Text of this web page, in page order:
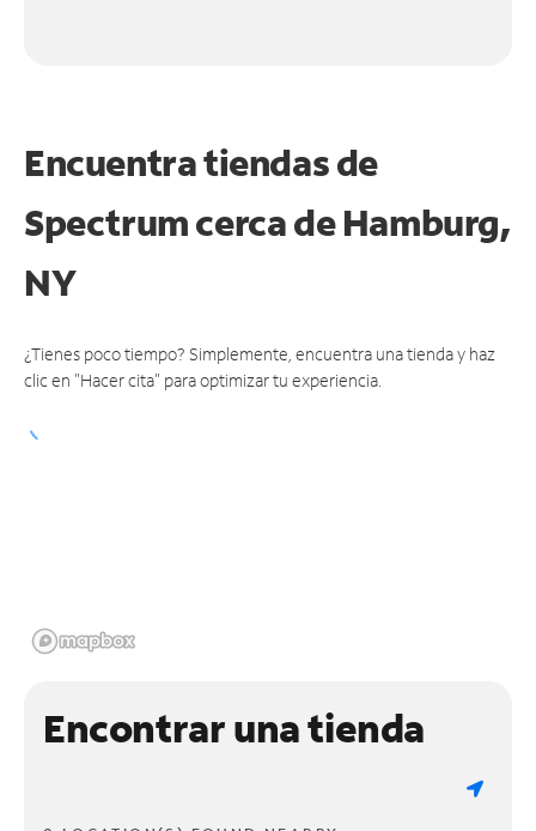
Encuentra tiendas de
Spectrum cerca deHamburg,
NY
¿Tienes poco tiempo? Simplemente, encuentra una tienda y haz
clic en "Hacer cita" para optimizar tu experiencia.
Encontrar una tienda